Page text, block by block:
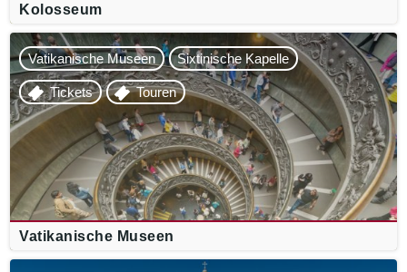
Kolosseum
Vatikanische Museen
Vatikanische Museen Sixtinische Kapelle
Tickets Touren